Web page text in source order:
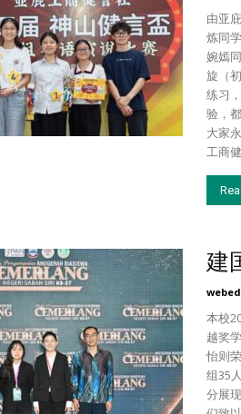
由亚
炼同
婉嫣
旋（
练习
验，
大家
工商
建
本校
越奖
怡则
组35
分展